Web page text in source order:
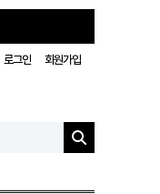
로그인 회원가입